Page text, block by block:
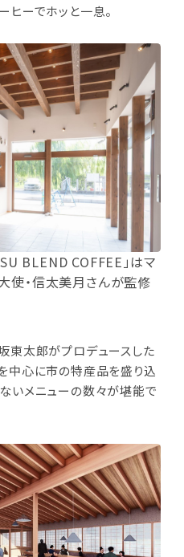
ヒーでホッと一息。
BLEND COFFEE」はマ
使・信太美月さんが監修
東太郎がプロデュースした
中心に市の特産品を盛り込
いメニューの数々が堪能で